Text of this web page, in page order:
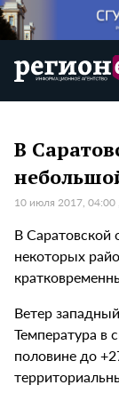
В
10 июля 2017, 04:00
В Саратовской
некоторых
Ветер
Температура в
половине до